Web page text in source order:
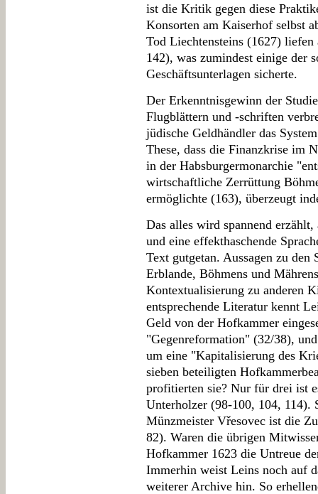
ist die Kritik gegen diese
Konsorten am Kaiserhof selbst
Tod Liechtensteins (1627) liefen
142), was zumindest einige der
Geschäftsunterlagen sicherte.
Der Erkenntnisgewinn der
Flugblättern und -schriften
jüdische Geldhändler das
These, dass die Finanzkrise im
in der Habsburgermonarchie
wirtschaftliche Zerrüttung
ermöglichte (163), überzeugt
Das alles wird spannend
und eine effekthaschende
Text gutgetan. Aussagen zu
Erblande, Böhmens und
Kontextualisierung zu anderen
entsprechende Literatur kennt
Geld von der Hofkammer
"Gegenreformation" (32/38),
um eine "Kapitalisierung des
sieben beteiligten
profitierten sie? Nur für drei ist
Unterholzer (98-100, 104, 114).
Münzmeister Vřesovec ist die
82). Waren die übrigen
Hofkammer 1623 die Untreue
Immerhin weist Leins noch auf
weiterer Archive hin. So